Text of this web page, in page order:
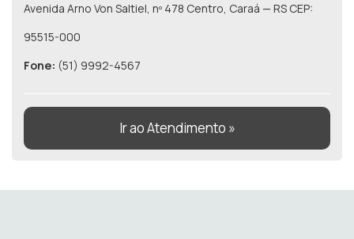
Avenida Arno Von Saltiel, nº 478 Centro, Caraá — RS CEP:
95515-000
Fone: (51) 9992-4567
Ir ao Atendimento »